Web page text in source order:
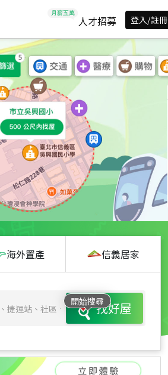
人才招募 登入/註冊
海外置產 信義居家
開始搜尋
找好屋